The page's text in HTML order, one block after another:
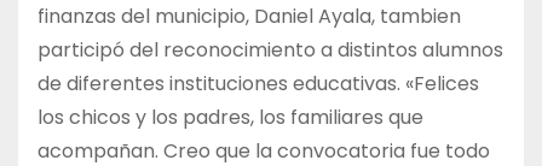
finanzas del municipio, Daniel Ayala, tambien
participó del reconocimiento a distintos alumnos
de diferentes instituciones educativas. «Felices
los chicos y los padres, los familiares que
acompañan. Creo que la convocatoria fue todo